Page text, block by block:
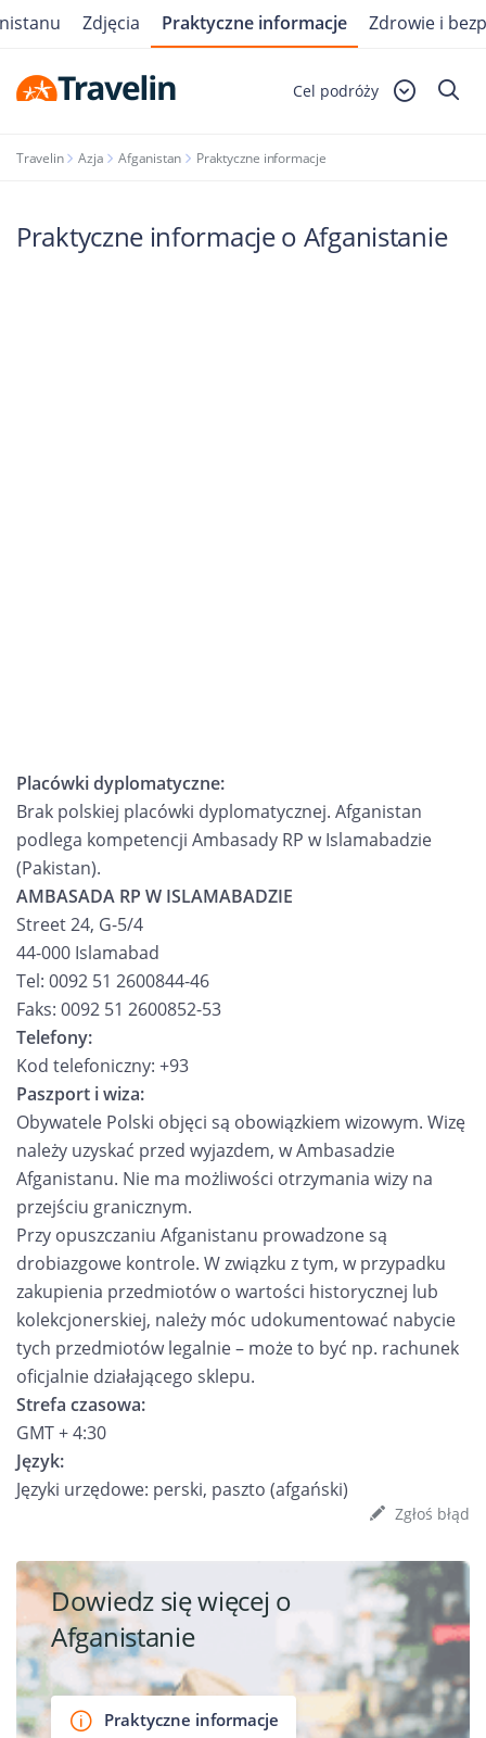
Cel podróży
Travelin Azja Afganistan Praktyczne informacje
Zdjęcia Praktyczne informacje Zdrowie i
Praktyczne informacje o Afganistanie
Placówki dyplomatyczne:
Brak polskiej placówki dyplomatycznej. Afganistan
podlega kompetencji Ambasady RP w Islamabadzie
(Pakistan).
AMBASADA RP W ISLAMABADZIE
Street 24, G-5/4
44-000 Islamabad
Tel: 0092 51 2600844-46
Faks: 0092 51 2600852-53
Telefony:
Kod telefoniczny: +93
Paszport i wiza:
Obywatele Polski objęci są obowiązkiem wizowym. Wizę
należy uzyskać przed wyjazdem, w Ambasadzie
Afganistanu. Nie ma możliwości otrzymania wizy na
przejściu granicznym.
Przy opuszczaniu Afganistanu prowadzone są
drobiazgowe kontrole. W związku z tym, w przypadku
zakupienia przedmiotów o wartości historycznej lub
kolekcjonerskiej, należy móc udokumentować nabycie
tych przedmiotów legalnie – może to być np. rachunek
oficjalnie działającego sklepu.
Strefa czasowa:
GMT + 4:30
Język:
Języki urzędowe: perski, paszto (afgański)
Zgłoś błąd
Dowiedz się więcej o
Afganistanie
Praktyczne informacje